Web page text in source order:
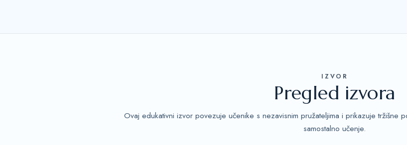
IZVOR
Pregled izvora
Ovaj edukativni izvor povezuje učenike s nezavisnim pružateljima i prikazuje tržišne
samostalno učenje.